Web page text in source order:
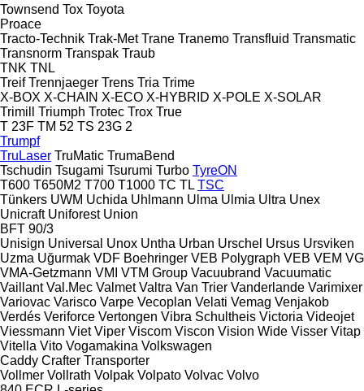
Townsend Tox Toyota
Proace
Tracto-Technik Trak-Met Trane Tranemo Transfluid Transmatic
Transnorm Transpak Traub
TNK TNL
Treif Trennjaeger Trens Tria Trime
X-BOX X-CHAIN X-ECO X-HYBRID X-POLE X-SOLAR
Trimill
Triumph Trotec Trox True
T 23F TM 52 TS 23G 2
Trumpf
TruLaser TruMatic TrumaBend
Tschudin Tsugami Tsurumi Turbo TyreON
T600 T650M2 T700 T1000 TC TL TSC
Tünkers UWM Uchida Uhlmann Ulma Ulmia Ultra Unex
Unicraft Uniforest Union
BFT 90/3
Unisign Universal Unox Untha Urban Urschel Ursus Ursviken
Uzma Uğurmak VDF Boehringer VEB Polygraph VEB VEM VG
VMA-Getzmann VMI VTM Group Vacuubrand Vacuumatic
Vaillant Val.Mec Valmet Valtra Van Trier Vanderlande Varimixer
Variovac Varisco Varpe Vecoplan Velati Vemag Venjakob
Verdés Veriforce Vertongen Vibra Schultheis Victoria Videojet
Viessmann Viet Viper Viscom Viscon Vision Wide Visser Vitap
Vitella Vito Vogamakina Volkswagen
Caddy Crafter Transporter
Vollmer Vollrath Volpak Volpato Volvac Volvo